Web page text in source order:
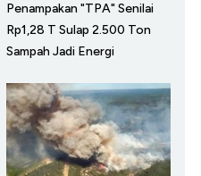
Penampakan "TPA" Senilai
Rp1,28 T Sulap 2.500 Ton
Sampah Jadi Energi